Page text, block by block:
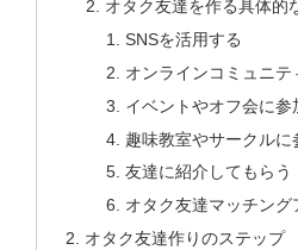
オタク友達を作る具体的
SNSを活用する
オンラインコミュニテ
イベントやオフ会に参
趣味教室やサークルに
友達に紹介してもらう
オタク友達マッチング
オタク友達作りのステップ